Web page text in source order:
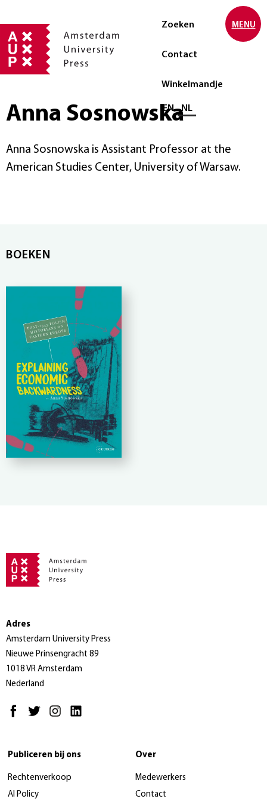
Zoeken
Contact
Winkelmandje
Selecteer taal
EN NL
MENU
Anna Sosnowska
Anna Sosnowska is Assistant Professor at the
American Studies Center, University of Warsaw.
BOEKEN
Adres
Amsterdam University Press
Nieuwe Prinsengracht 89
1018 VR Amsterdam
Nederland
Publiceren bij ons
Rechtenverkoop
AI Policy
Over
Medewerkers
Contact